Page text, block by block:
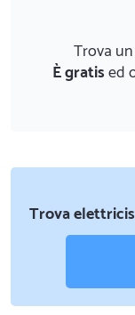
Trova
È gratised
Trova